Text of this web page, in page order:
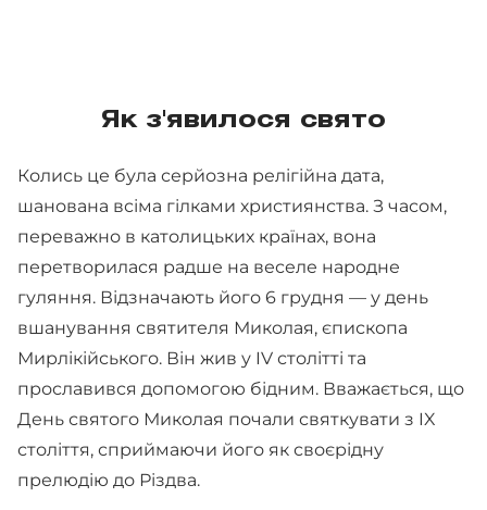
Як з'явилося свято
Колись це була серйозна релігійна дата,
шанована всіма гілками християнства. З часом,
переважно в католицьких країнах, вона
перетворилася радше на веселе народне
гуляння. Відзначають його 6 грудня — у день
вшанування святителя Миколая, єпископа
Мирлікійського. Він жив у IV столітті та
прославився допомогою бідним. Вважається, що
День святого Миколая почали святкувати з IX
століття, сприймаючи його як своєрідну
прелюдію до Різдва.